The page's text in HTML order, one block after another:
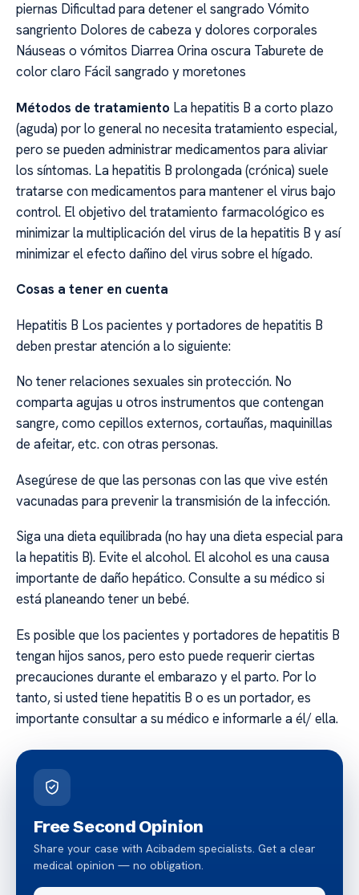
piernas Dificultad para detener el sangrado Vómito
sangriento Dolores de cabeza y dolores corporales
Náuseas o vómitos Diarrea Orina oscura Taburete de
color claro Fácil sangrado y moretones
Métodos de tratamiento La hepatitis B a corto plazo
(aguda) por lo general no necesita tratamiento especial,
pero se pueden administrar medicamentos para aliviar
los síntomas. La hepatitis B prolongada (crónica) suele
tratarse con medicamentos para mantener el virus bajo
control. El objetivo del tratamiento farmacológico es
minimizar la multiplicación del virus de la hepatitis B y así
minimizar el efecto dañino del virus sobre el hígado.
Cosas a tener en cuenta
Hepatitis B Los pacientes y portadores de hepatitis B
deben prestar atención a lo siguiente:
No tener relaciones sexuales sin protección. No
comparta agujas u otros instrumentos que contengan
sangre, como cepillos externos, cortauñas, maquinillas
de afeitar, etc. con otras personas.
Asegúrese de que las personas con las que vive estén
vacunadas para prevenir la transmisión de la infección.
Siga una dieta equilibrada (no hay una dieta especial para
la hepatitis B). Evite el alcohol. El alcohol es una causa
importante de daño hepático. Consulte a su médico si
está planeando tener un bebé.
Es posible que los pacientes y portadores de hepatitis B
tengan hijos sanos, pero esto puede requerir ciertas
precauciones durante el embarazo y el parto. Por lo
tanto, si usted tiene hepatitis B o es un portador, es
importante consultar a su médico e informarle a él/ ella.
Free Second Opinion
Share your case with Acibadem specialists. Get a clear
medical opinion — no obligation.